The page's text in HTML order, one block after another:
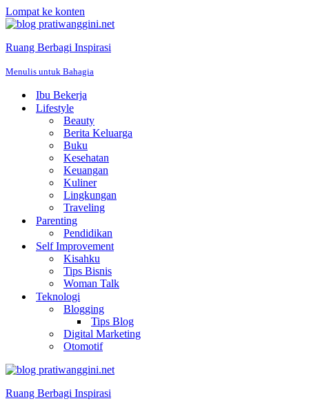
Lompat ke konten
Ruang Berbagi Inspirasi
Menulis untuk Bahagia
Ibu Bekerja
Lifestyle
Beauty
Berita Keluarga
Buku
Kesehatan
Keuangan
Kuliner
Lingkungan
Traveling
Parenting
Pendidikan
Self Improvement
Kisahku
Tips Bisnis
Woman Talk
Teknologi
Blogging
Tips Blog
Digital Marketing
Otomotif
Ruang Berbagi Inspirasi